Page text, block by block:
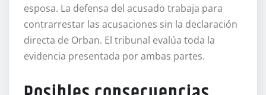
esposa. La defensa del acusado trabaja para
contrarrestar las acusaciones sin la declaración
directa de Orban. El tribunal evalúa toda la
evidencia presentada por ambas partes.